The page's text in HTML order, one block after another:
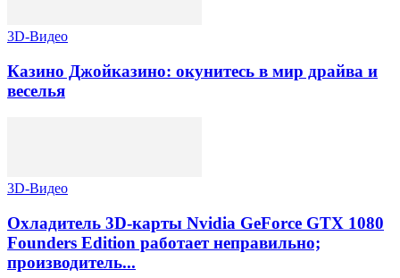
3D-Видео
Казино Джойказино: окунитесь в мир драйва и
веселья
3D-Видео
Охладитель 3D-карты Nvidia GeForce GTX 1080
Founders Edition работает неправильно;
производитель...